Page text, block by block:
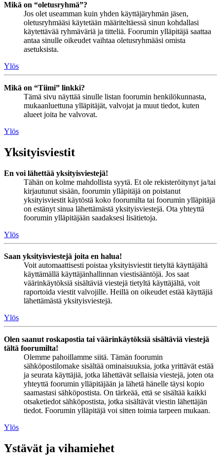
Mikä on “oletusryhmä”?
Jos olet useamman kuin yhden käyttäjäryhmän jäsen,
oletusryhmääsi käytetään määriteltäessä sinun kohdallasi
käytettävää ryhmäväriä ja titteliä. Foorumin ylläpitäjä saattaa
antaa sinulle oikeudet vaihtaa oletusryhmääsi omista
asetuksista.
Ylös
Mikä on “Tiimi” linkki?
Tämä sivu näyttää sinulle listan foorumin henkilökunnasta,
mukaanluettuna ylläpitäjät, valvojat ja muut tiedot, kuten
alueet joita he valvovat.
Ylös
Yksityisviestit
En voi lähettää yksityisviestejä!
Tähän on kolme mahdollista syytä. Et ole rekisteröitynyt ja/tai
kirjautunut sisään, foorumin ylläpitäjä on poistanut
yksityisviestit käytöstä koko foorumilta tai foorumin ylläpitäjä
on estänyt sinua lähettämästä yksityisviestejä. Ota yhteyttä
foorumin ylläpitäjään saadaksesi lisätietoja.
Ylös
Saan yksityisviestejä joita en halua!
Voit automaattisesti poistaa yksityisviestit tietyltä käyttäjältä
käyttämällä käyttäjänhallinnan viestisääntöjä. Jos saat
väärinkäytöksiä sisältäviä viestejä tietyltä käyttäjältä, voit
raportoida viestit valvojille. Heillä on oikeudet estää käyttäjiä
lähettämästä yksityisviestejä.
Ylös
Olen saanut roskapostia tai väärinkäytöksiä sisältäviä viestejä
tältä foorumilta!
Olemme pahoillamme siitä. Tämän foorumin
sähköpostilomake sisältää ominaisuuksia, jotka yrittävät estää
ja seurata käyttäjiä, jotka lähettävät sellaisia viestejä, joten ota
yhteyttä foorumin ylläpitäjään ja lähetä hänelle täysi kopio
saamastasi sähköpostista. On tärkeää, että se sisältää kaikki
otsaketiedot sähköpostista, jotka sisältävät viestin lähettäjän
tiedot. Foorumin ylläpitäjä voi sitten toimia tarpeen mukaan.
Ylös
Ystävät ja vihamiehet